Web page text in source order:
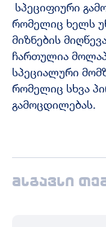
სპეციფიური
რომელიც ხელს
მიზნების
ჩართულია
სპეციალური
რომელიც სხვა
გამოცდილებას.
მსგავსი